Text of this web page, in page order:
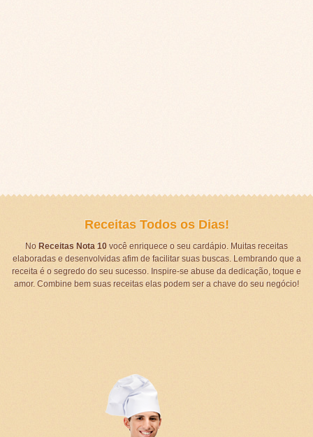
Receitas Todos os Dias!
No Receitas Nota 10você enriquece o seu cardápio. Muitas receitas
elaboradas e desenvolvidas afim de facilitar suas buscas. Lembrando que a
receita é o segredo do seu sucesso. Inspire-se abuse da dedicação, toque e
amor. Combine bem suas receitas elas podem ser a chave do seu negócio!